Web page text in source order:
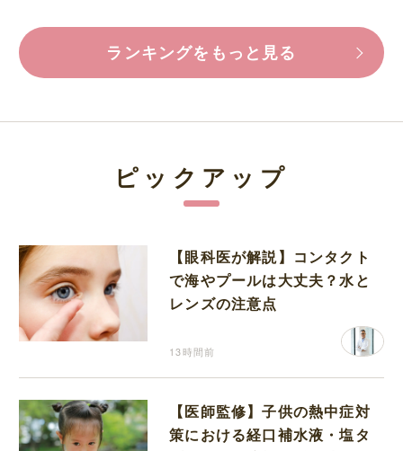
ランキングをもっと見る
ピックアップ
【眼科医が解説】コンタクト
で海やプールは大丈夫？水と
レンズの注意点
13時間前
【医師監修】子供の熱中症対
策における経口補水液・塩タ